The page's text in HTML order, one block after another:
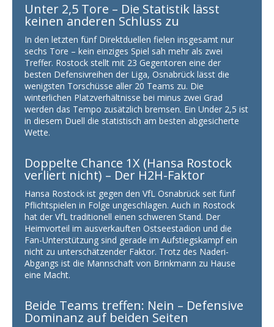
Unter 2,5 Tore – Die Statistik lässt
keinen anderen Schluss zu
In den letzten fünf Direktduellen fielen insgesamt nur
sechs Tore – kein einziges Spiel sah mehr als zwei
Treffer. Rostock stellt mit 23 Gegentoren eine der
besten Defensivreihen der Liga, Osnabrück lässt die
wenigsten Torschüsse aller 20 Teams zu. Die
winterlichen Platzverhältnisse bei minus zwei Grad
werden das Tempo zusätzlich bremsen. Ein Under 2,5 ist
in diesem Duell die statistisch am besten abgesicherte
Wette.
Doppelte Chance 1X (Hansa Rostock
verliert nicht) – Der H2H-Faktor
Hansa Rostock ist gegen den VfL Osnabrück seit fünf
Pflichtspielen in Folge ungeschlagen. Auch in Rostock
hat der VfL traditionell einen schweren Stand. Der
Heimvorteil im ausverkauften Ostseestadion und die
Fan-Unterstützung sind gerade im Aufstiegskampf ein
nicht zu unterschätzender Faktor. Trotz des Naderi-
Abgangs ist die Mannschaft von Brinkmann zu Hause
eine Macht.
Beide Teams treffen: Nein – Defensive
Dominanz auf beiden Seiten